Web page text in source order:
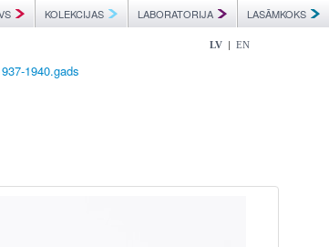
KOLEKCIJAS LABORATORIJA LASĀMKOKS
LV | EN
1940.gads